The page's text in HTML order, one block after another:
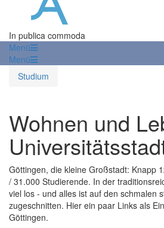
In publica commoda
Menü
Menü
Studium
Wohnen und
Göttingen, die kleine Großstadt: Knapp
/ 31.000 Studierende. In der
viel los - und alles ist auf den schmalen
zugeschnitten. Hier ein paar Links als
Göttingen.